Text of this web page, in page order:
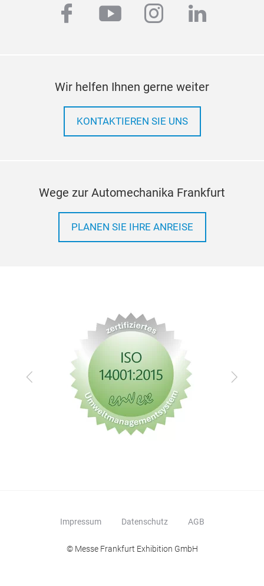
facebook
youtubeinstagram
linkedin
Wir helfen Ihnen gerne weiter
KONTAKTIEREN SIE UNS
Wege zur Automechanika Frankfurt
PLANEN SIE IHRE ANREISE
Zurück Vor
Impressum Datenschutz AGB
© Messe Frankfurt Exhibition GmbH